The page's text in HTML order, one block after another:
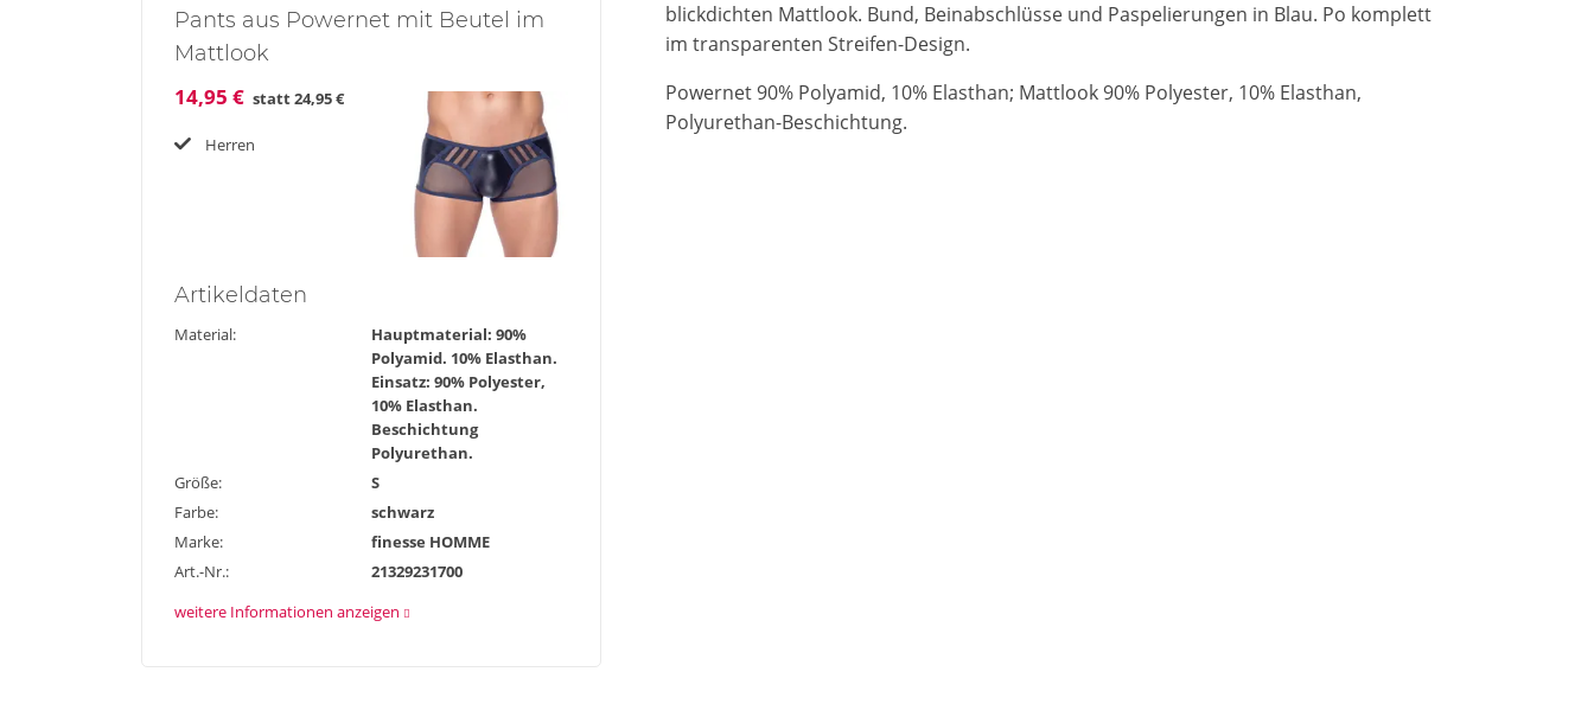
Pants aus Powernet mit Beutel im
Mattlook
14,95 € statt24,95 €
Herren
Artikeldaten
Material:
Hauptmaterial: 90%
Polyamid. 10% Elasthan.
Einsatz: 90% Polyester,
10% Elasthan.
Beschichtung
Polyurethan.
Größe:
S
Farbe:
schwarz
Marke:
finesse HOMME
Art.-Nr.:
21329231700
weitere Informationen anzeigen
blickdichten Mattlook. Bund, Beinabschlüsse und Paspelierungen in Blau. Po komplett
im transparenten Streifen-Design.
Powernet 90% Polyamid, 10% Elasthan; Mattlook 90% Polyester, 10% Elasthan,
Polyurethan-Beschichtung.